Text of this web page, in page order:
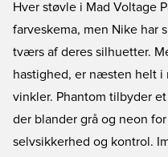
Hver støvle i Mad Voltage
farveskema, men Nike har
tværs af deres silhuetter.
hastighed, er næsten helt i
vinkler. Phantom tilbyder
der blander grå og neon
selvsikkerhed og kontrol.